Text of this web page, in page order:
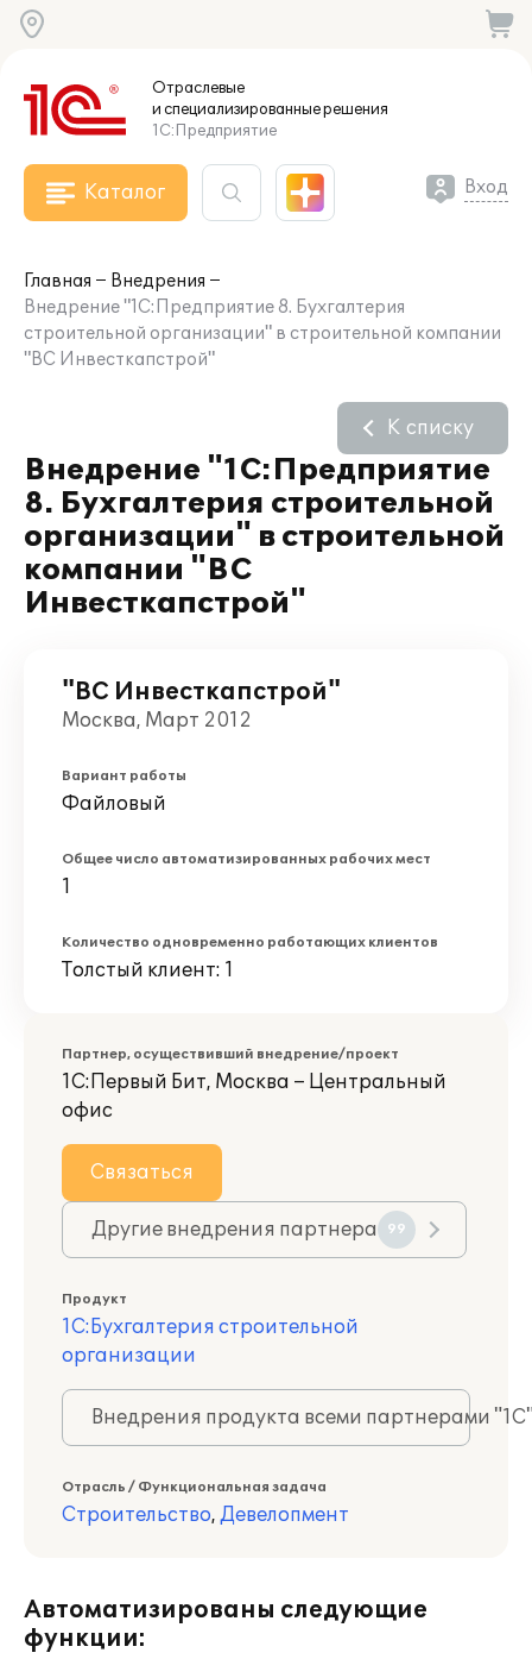
Отраслевые
и специализированныерешения
1С:Предприятие
Каталог Вход
Главная
Внедрения
Внедрение "1С:Предприятие 8. Бухгалтерия
строительной организации" в строительной компании
"ВС Инвесткапстрой"
Внедрение "1С:Предприятие
8. Бухгалтерия строительной
организации" в строительной
компании "ВС
Инвесткапстрой"
К списку
"ВС Инвесткапстрой"
Москва, Март 2012
Вариант работы
Файловый
Общее число автоматизированных рабочих мест
1
Количество одновременно работающих клиентов
Толстый клиент: 1
Партнер, осуществивший внедрение/проект
1С:Первый Бит, Москва – Центральный
офис
Связаться
Другие внедрения партнера 99
Продукт
1С:Бухгалтерия строительной
организации
Внедрения продукта всеми партнерами
Отрасль / Функциональная задача
Строительство, Девелопмент
Автоматизированы следующие
функции: